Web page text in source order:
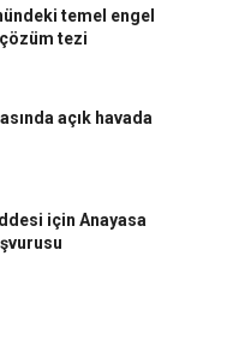
temel engel
tezi
açık havada
için Anayasa